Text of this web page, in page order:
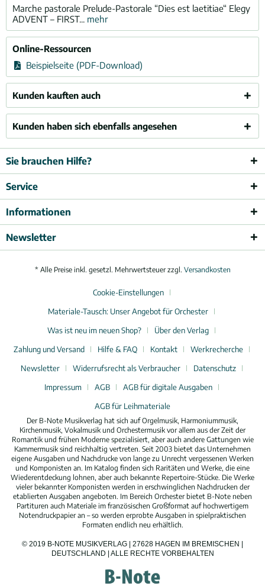
Marche pastorale Prelude-Pastorale “Dies est laetitiae“ Elegy
ADVENT – FIRST... mehr
Online-Ressourcen
Beispielseite (PDF-Download)
Kunden kauften auch
Kunden haben sich ebenfalls angesehen
Sie brauchen Hilfe?
Service
Informationen
Newsletter
* Alle Preise inkl. gesetzl. Mehrwertsteuer zzgl. Versandkosten
Cookie-Einstellungen
Materiale-Tausch: Unser Angebot für Orchester
Was ist neu im neuen Shop?
Über den Verlag
Zahlung und Versand
Hilfe & FAQ Kontakt
Werkrecherche
Newsletter
Widerrufsrecht als Verbraucher
Datenschutz
Impressum
AGB
AGB für digitale Ausgaben
AGB für Leihmateriale
Der B-Note Musikverlag hat sich auf Orgelmusik, Harmoniummusik,
Kirchenmusik, Vokalmusik und Orchestermusik vor allem aus der Zeit der
Romantik und frühen Moderne spezialisiert, aber auch andere Gattungen wie
Kammermusik sind reichhaltig vertreten. Seit 2003 bietet das Unternehmen
eigene Ausgaben und Nachdrucke von lange zu Unrecht vergessenen Werken
und Komponisten an. Im Katalog finden sich Raritäten und Werke, die eine
Wiederentdeckung lohnen, aber auch bekannte Repertoire-Stücke. Die Werke
vieler bekannter Komponisten werden in erschwinglichen Nachdrucken der
etablierten Ausgaben angeboten. Im Bereich Orchester bietet B-Note neben
Partituren auch Materiale im französischen Großformat auf hochwertigem
Notendruckpapier an – so werden erprobte Ausgaben in spielpraktischen
Formaten endlich neu erhältlich.
© 2019 B-NOTE MUSIKVERLAG | 27628 HAGEN IM BREMISCHEN |
DEUTSCHLAND | ALLE RECHTE VORBEHALTEN